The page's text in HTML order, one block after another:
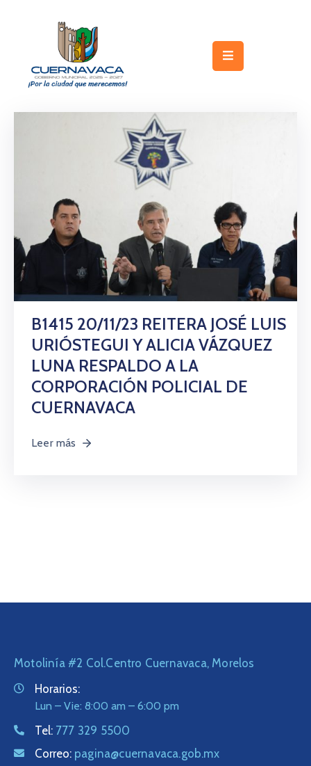
Gobierno
Licitaciones
Transparencia
Directorio
B1415 20/11/23 REITERA JOSÉ LUIS
URIÓSTEGUI Y ALICIA VÁZQUEZ
LUNA RESPALDO A LA
CORPORACIÓN POLICIAL DE
CUERNAVACA
Leer más
Motolinía #2 Col.Centro Cuernavaca, Morelos
Horarios:
Lun – Vie: 8:00 am – 6:00 pm
Tel: 777 329 5500
Correo: pagina@cuernavaca.gob.mx